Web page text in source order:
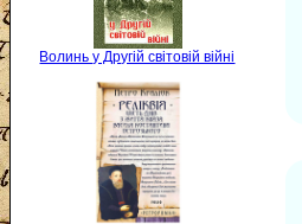
Волинь у Другій світовій війні